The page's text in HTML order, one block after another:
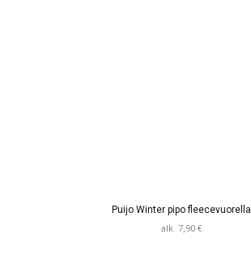
Puijo Winter pipo fleecevuorella
alk. 7,90 €